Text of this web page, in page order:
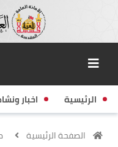
الرئيسية اخبار
الصفحة الرئيسية